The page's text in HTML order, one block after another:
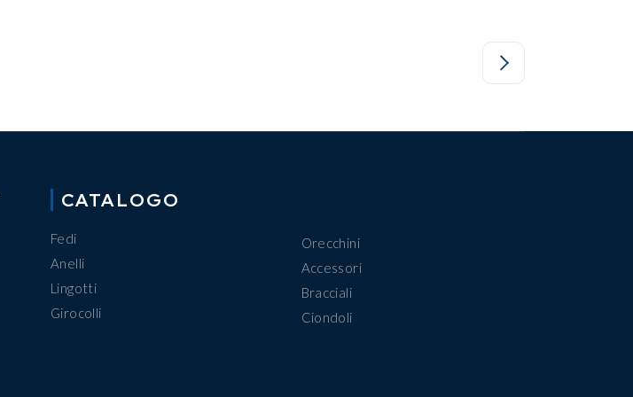
CATALOGO
Fedi
Anelli
Lingotti
Girocolli
Orecchini
Accessori
Bracciali
Ciondoli